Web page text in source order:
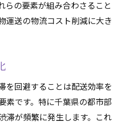
らの要素が組み合わさること
運送の物流コスト削減に大き
を回避することは配送効率を
素です。特に千葉県の都市部
滞が頻繁に発生します。これ